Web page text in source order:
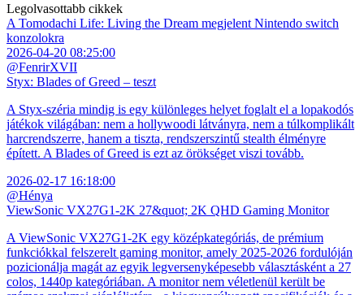
Legolvasottabb cikkek
A Tomodachi Life: Living the Dream megjelent Nintendo switch
konzolokra
2026-04-20 08:25:00
@FenrirXVII
Styx: Blades of Greed – teszt
A Styx-széria mindig is egy különleges helyet foglalt el a lopakodós
játékok világában: nem a hollywoodi látványra, nem a túlkomplikált
harcrendszerre, hanem a tiszta, rendszerszintű stealth élményre
épített. A Blades of Greed is ezt az örökséget viszi tovább.
2026-02-17 16:18:00
@Hénya
ViewSonic VX27G1-2K 27&quot; 2K QHD Gaming Monitor
A ViewSonic VX27G1-2K egy középkategóriás, de prémium
funkciókkal felszerelt gaming monitor, amely 2025-2026 fordulóján
pozicionálja magát az egyik legversenyképesebb választásként a 27
colos, 1440p kategóriában. A monitor nem véletlenül került be